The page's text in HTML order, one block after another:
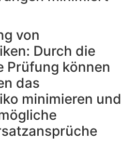
von
Durch die
Prüfung können
das
minimieren und